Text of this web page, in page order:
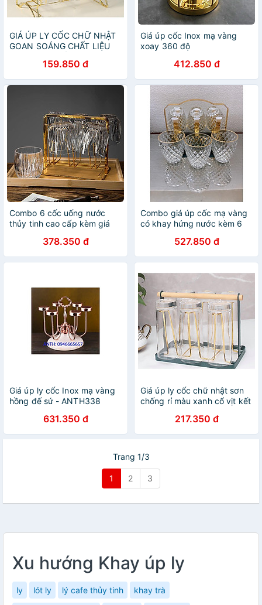
GIÁ ÚP LY CỐC CHỮ NHẬT
GOAN SOÁNG CHẤT LIỆU
159.850 đ
Giá úp cốc Inox mạ vàng
xoay 360 độ
412.850 đ
Combo 6 cốc uống nước
thủy tinh cao cấp kèm giá
378.350 đ
Combo giá úp cốc mạ vàng
có khay hứng nước kèm 6
527.850 đ
Giá úp ly cốc Inox mạ vàng
hồng đế sứ - ANTH338
631.350 đ
Giá úp ly cốc chữ nhật sơn
chống rỉ màu xanh cổ vịt kết
217.350 đ
Trang 1/3
1 2 3
Xu hướng Khay úp ly
ly lót ly lý cafe thủy tinh khay trà